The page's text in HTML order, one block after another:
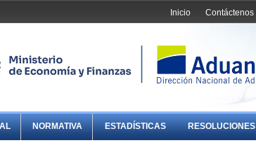
Contáctenos
Inicio
NORMATIVA ESTADÍSTICAS RESOLUCIONES